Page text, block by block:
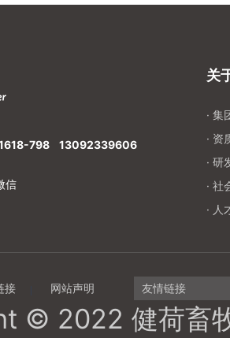
关
· 集
· 资
· 研
· 社
· 人
798 13092339606
信
接 网站声明 友情链接
© 2022 健荷畜